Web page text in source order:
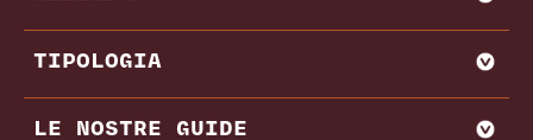
CHI SIAMO
VADEMECUM VINODOO
ENOWEB
VENDI CON NOI
TIPOLOGIA
AGLIANICO
AMARONE
LE NOSTRE GUIDE